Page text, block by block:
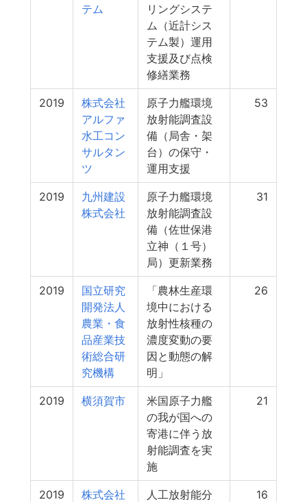
テム
リングシステ
ム（近計シス
テム製）運用
支援及び点検
修繕業務
2019
株式会社
アルファ
水工コン
サルタン
ツ
原子力艦環境
放射能調査設
備（局舎・架
台）の保守・
運用支援
53
2019
九州建設
株式会社
原子力艦環境
放射能調査設
備（佐世保港
立神（１号）
局）更新業務
31
2019
国立研究
開発法人
農業・食
品産業技
術総合研
究機構
「農林生産環
境中における
放射性核種の
濃度変動の要
因と動態の解
明」
26
2019 横須賀市
米国原子力艦
の我が国への
寄港に伴う放
射能調査を実
施
21
2019
株式会社
人工放射能分
16